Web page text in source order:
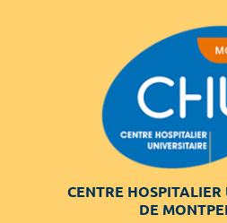
CENTRE
DE